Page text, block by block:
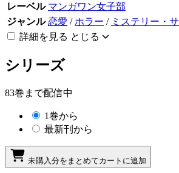
レーベル マンガワン女子部
ジャンル 恋愛 / ホラー / ミステリー・
詳細を見る とじる
シリーズ
83巻まで配信中
1巻から
最新刊から
未購入分をまとめてカートに追加